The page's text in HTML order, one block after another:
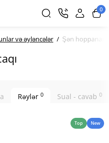
0
və əyləncələr Şən hoppanan
Rəylər 0 Sual - cavab 0
Top New